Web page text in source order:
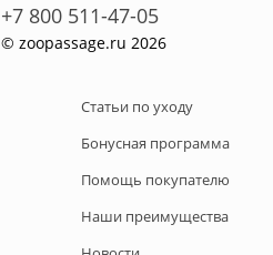
+7 800 511-47-05
© zoopassage.ru 2026
Статьи по уходу
Бонусная программа
Помощь покупателю
Наши преимущества